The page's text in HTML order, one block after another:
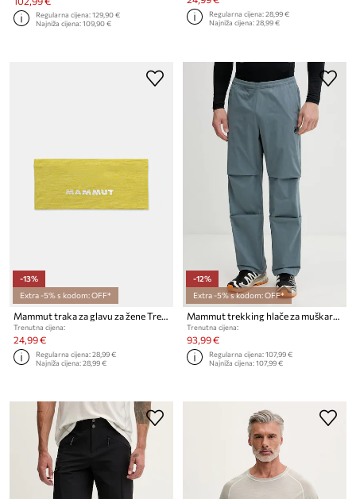
Regularna cijena:129,90 €
Najniža cijena:109,90 €
Regularna cijena:28,99 €
Najniža cijena:28,99 €
-13%
Extra -5% s kodom: OFF*
Mammut traka za glavu za žene Tree Wool
Trenutna cijena:
24,99 €
Regularna cijena:28,99 €
Najniža cijena:28,99 €
-12%
Extra -5% s kodom: OFF*
Mammut trekking hlače za muškarce Crag
Trenutna cijena:
93,99 €
Regularna cijena:107,99 €
Najniža cijena:107,99 €